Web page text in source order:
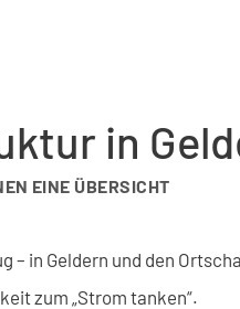
in
EINE ÜBERSICHT
in Geldern und den
zum „Strom tanken“.